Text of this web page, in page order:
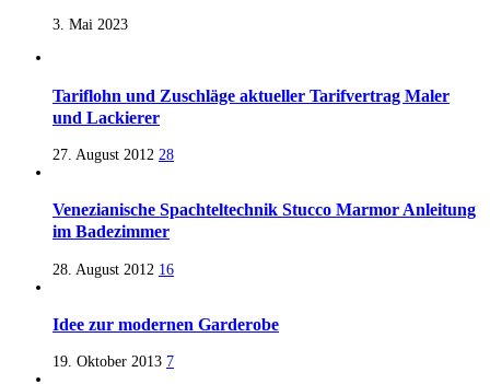
3. Mai 2023
Tariflohn und Zuschläge aktueller Tarifvertrag Maler
und Lackierer
27. August 2012 28
Venezianische Spachteltechnik Stucco Marmor Anleitung
im Badezimmer
28. August 2012 16
Idee zur modernen Garderobe
19. Oktober 2013 7